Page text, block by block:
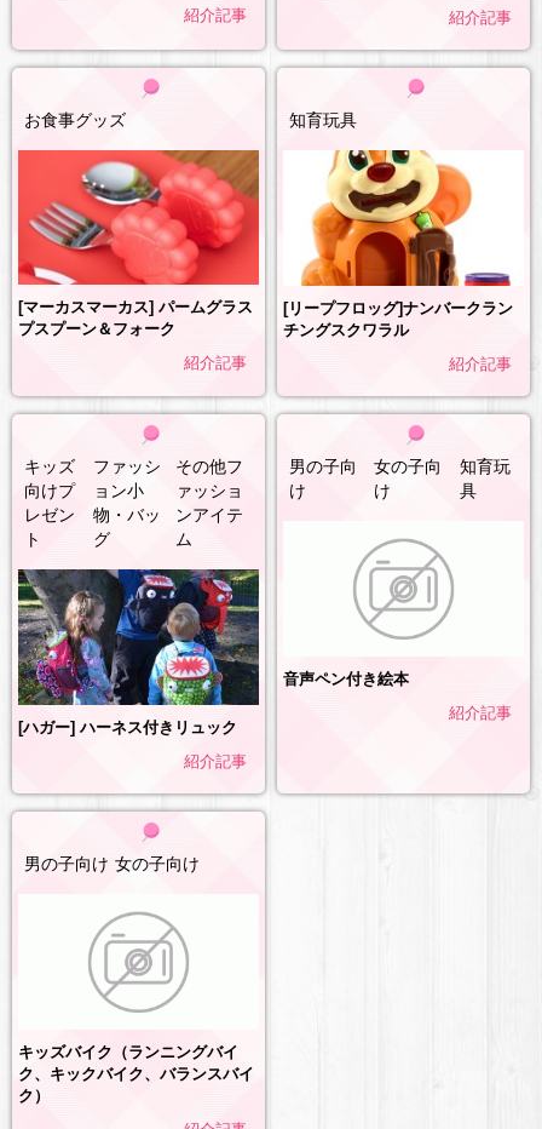
紹介記事
紹介記事
お食事グッズ
[マーカスマーカス] パームグラス
プスプーン＆フォーク
紹介記事
知育玩具
[リープフロッグ]ナンバークラン
チングスクワラル
紹介記事
キッズ
向けプ
レゼン
ト
ファッシ
ョン小
物・バッ
グ
その他フ
ァッショ
ンアイテ
ム
[ハガー] ハーネス付きリュック
紹介記事
男の子向
け
女の子向
け
知育玩
具
音声ペン付き絵本
紹介記事
男の子向け 女の子向け
キッズバイク（ランニングバイ
ク、キックバイク、バランスバイ
ク）